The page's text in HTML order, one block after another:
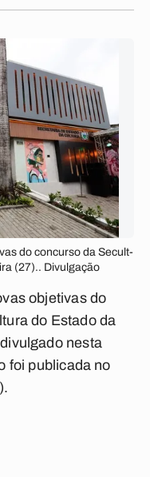
do concurso da Secult-
(27).. Divulgação
objetivas do
do Estado da
nesta
foi publicada no